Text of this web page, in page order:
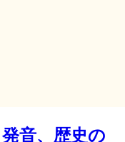
音、歴史の